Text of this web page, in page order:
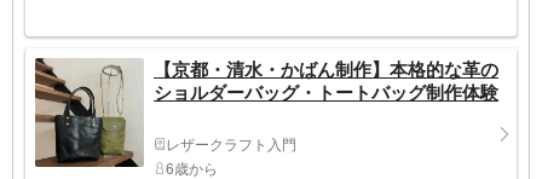
【京都・清水・かばん制作】本格的な革の
ショルダーバッグ・トートバッグ制作体験
レザークラフト入門
6歳から